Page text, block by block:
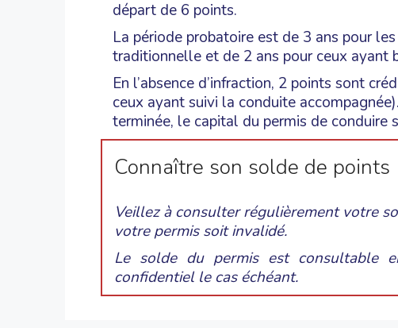
départ de 6 points.
La période probatoire est de 3 ans pour
traditionnelle et de 2 ans pour ceux ayant
En l’absence d’infraction, 2 points sont
ceux ayant suivi la conduite
terminée, le capital du permis de conduire
Connaître son solde de points
Veillez à consulter régulièrement votre
votre permis soit invalidé.
Le solde du permis est consultable
confidentiel le cas échéant.